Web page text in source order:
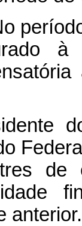
à
anterior.